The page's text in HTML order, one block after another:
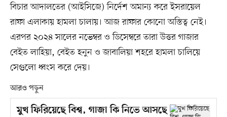
বিচার আদালতের (আইসিজে) নির্দেশ অমান্য করে ইসরায়েল
রাফা এলাকায় হামলা চালায়। আজ রাফার কোনো অস্তিত্ব নেই।
এরপর ২০২৪ সালের নভেম্বর ও ডিসেম্বরে তারা উত্তর গাজার
বেইত লাহিয়া, বেইত হনুন ও জাবালিয়া শহরে হামলা চালিয়ে
সেগুলো ধ্বংস করে দেয়।
আরও পড়ুন
মুখ ফিরিয়েছে বিশ্ব, গাজা কি নিভে আসছে